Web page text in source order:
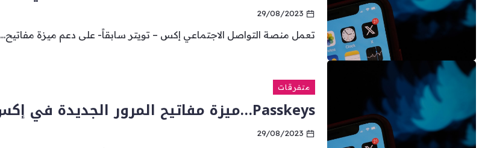
29/08/2023
تعمل منصة التواصل الاجتماعي إكس – تويتر سابقاً- على دعم ميزة مفاتيح...
متفرقات
Passkeys…ميزة مفاتيح المرور الجديدة في إكس
29/08/2023